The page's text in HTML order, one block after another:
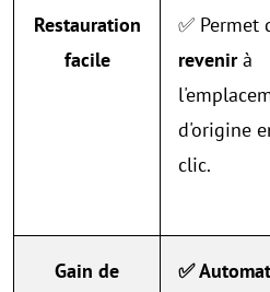
Restauration
facile
✅ Permet
revenirà
d'origine
clic.
Gain de
✅